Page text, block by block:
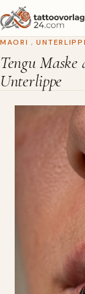
MAORI ,
Tengu
Unterlippe